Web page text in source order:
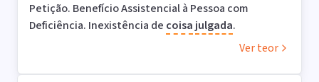
Petição. Benefício Assistencial à Pessoa com
Deficiência. Inexistência de coisa julgada.
Ver teor